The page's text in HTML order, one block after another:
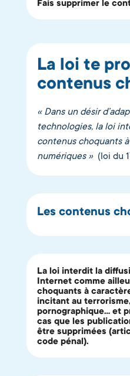
Fais supprimer le
La loi te
contenus
« Dans un désir
technologies, la loi
contenus choquants
numériques » (loi du
Les contenus
La loi interdit la
Internet comme
choquants à
incitant au terrorisme,
pornographique… et
cas que les
être supprimées
code pénal).